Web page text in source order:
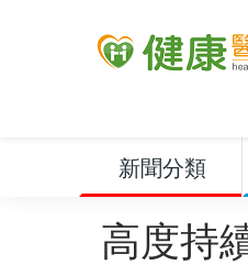
新聞分類
高度持